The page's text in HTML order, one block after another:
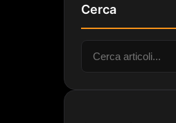
Cerca
Cerca: